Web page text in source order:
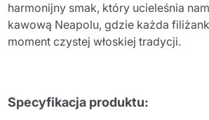
harmonijny smak, który ucieleśnia
kawową Neapolu, gdzie każda
moment czystej włoskiej tradycji.
Specyfikacja produktu: